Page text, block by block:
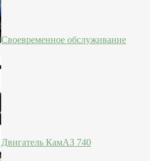
Своевременное обслуживание
Двигатель КамАЗ 740